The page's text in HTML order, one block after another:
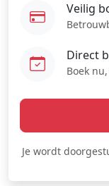
Veilig
Direct
Boek
Je wordt